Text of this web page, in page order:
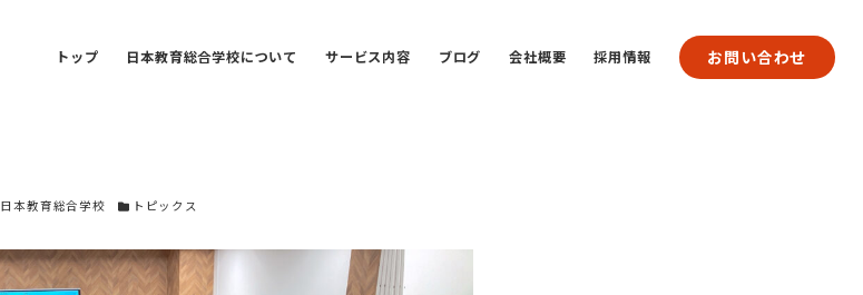
トップ 日本教育総合学校について サービス内容 ブログ 会社概要 採用情報 お問い合わせ
日本教育総合学校 カテゴリー
トピックス